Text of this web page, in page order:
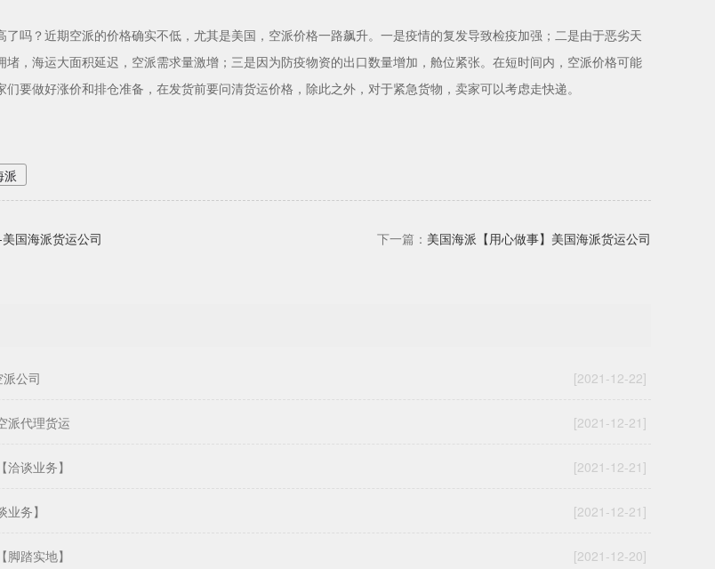
吗？近期空派的价格确实不低，尤其是美国，空派价格一路飙升。一是疫情的复发导致检疫加强；二是由于恶劣天
堵，海运大面积延迟，空派需求量激增；三是因为防疫物资的出口数量增加，舱位紧张。在短时间内，空派价格可能
要做好涨价和排仓准备，在发货前要问清货运价格，除此之外，对于紧急货物，卖家可以考虑走快递。
派
国海派货运公司 下一篇： 美国海派【用心做事】美国海派货运公司
[2021-12-22]
公司
[2021-12-21]
派代理货运
[2021-12-21]
谈业务】
[2021-12-21]
务】
[2021-12-20]
踏实地】